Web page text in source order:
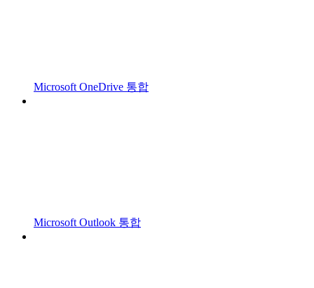
Microsoft OneDrive 통합
Microsoft Outlook 통합